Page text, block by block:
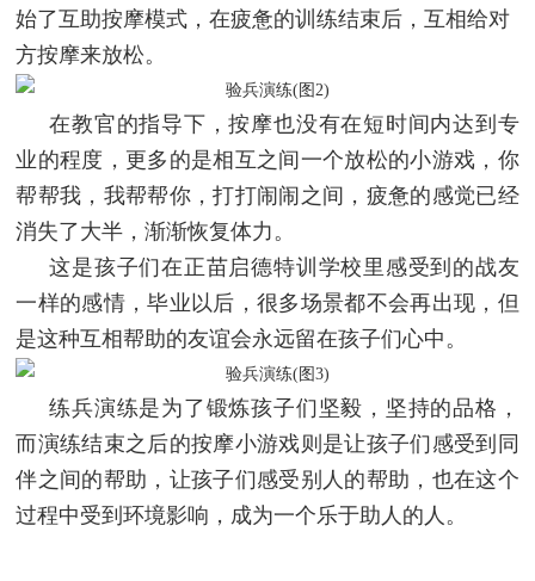
始了互助按摩模式，在疲惫的训练结束后，互相给对
方按摩来放松。
在教官的指导下，按摩也没有在短时间内达到专
业的程度，更多的是相互之间一个放松的小游戏，你
帮帮我，我帮帮你，打打闹闹之间，疲惫的感觉已经
消失了大半，渐渐恢复体力。
这是孩子们在正苗启德特训学校里感受到的战友
一样的感情，毕业以后，很多场景都不会再出现，但
是这种互相帮助的友谊会永远留在孩子们心中。
练兵演练是为了锻炼孩子们坚毅，坚持的品格，
而演练结束之后的按摩小游戏则是让孩子们感受到同
伴之间的帮助，让孩子们感受别人的帮助，也在这个
过程中受到环境影响，成为一个乐于助人的人。